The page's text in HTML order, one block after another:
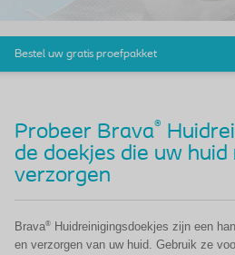
Bestel uw gratis proefpakket
Probeer Brava®
de doekjes die uw huid
verzorgen
Brava®
Huidreinigingsdoekjes zijn een
en verzorgen van uw huid. Gebruik ze